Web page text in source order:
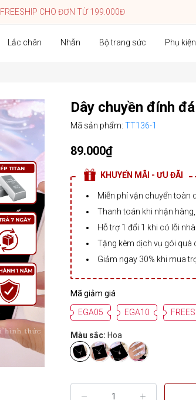
FREESHIP CHO ĐƠN TỪ 199.000Đ
Lắc chân Nhẫn Bộ trang sức Phụ
Dây chuyền đính
Mã sản phẩm: TT136-1
89.000₫
KHUYẾN MÃI - ƯU ĐÃI
Miễn phí vận chuyển toàn
Thanh toán khi nhận
Hỗ trợ 1 đổi 1 khi có lỗi
Tặng kèm dịch vụ gói quà
Giảm ngay 30% khi mua
Mã giảm giá
EGA05
EGA10
Màu sắc: Hoa